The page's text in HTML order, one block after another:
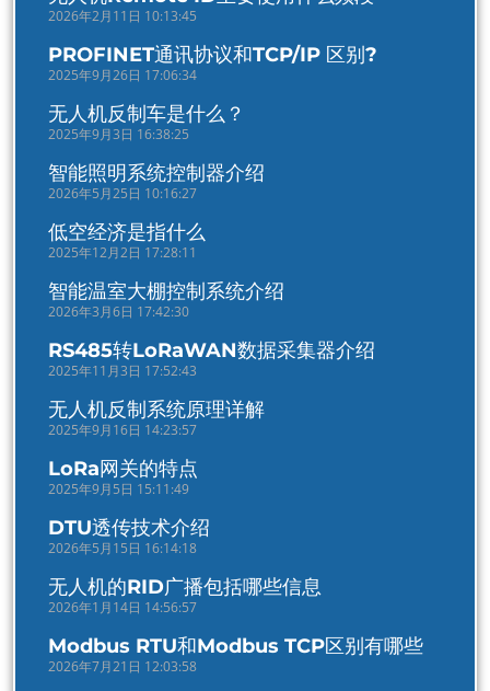
2026年2月11日 10:13:45
PROFINET通讯协议和TCP/IP 区别?
2025年9月26日 17:06:34
无人机反制车是什么？
2025年9月3日 16:38:25
智能照明系统控制器介绍
2026年5月25日 10:16:27
低空经济是指什么
2025年12月2日 17:28:11
智能温室大棚控制系统介绍
2026年3月6日 17:42:30
RS485转LoRaWAN数据采集器介绍
2025年11月3日 17:52:43
无人机反制系统原理详解
2025年9月16日 14:23:57
LoRa网关的特点
2025年9月5日 15:11:49
DTU透传技术介绍
2026年5月15日 16:14:18
无人机的RID广播包括哪些信息
2026年1月14日 14:56:57
Modbus RTU和Modbus TCP区别有哪些
2026年7月21日 12:03:58